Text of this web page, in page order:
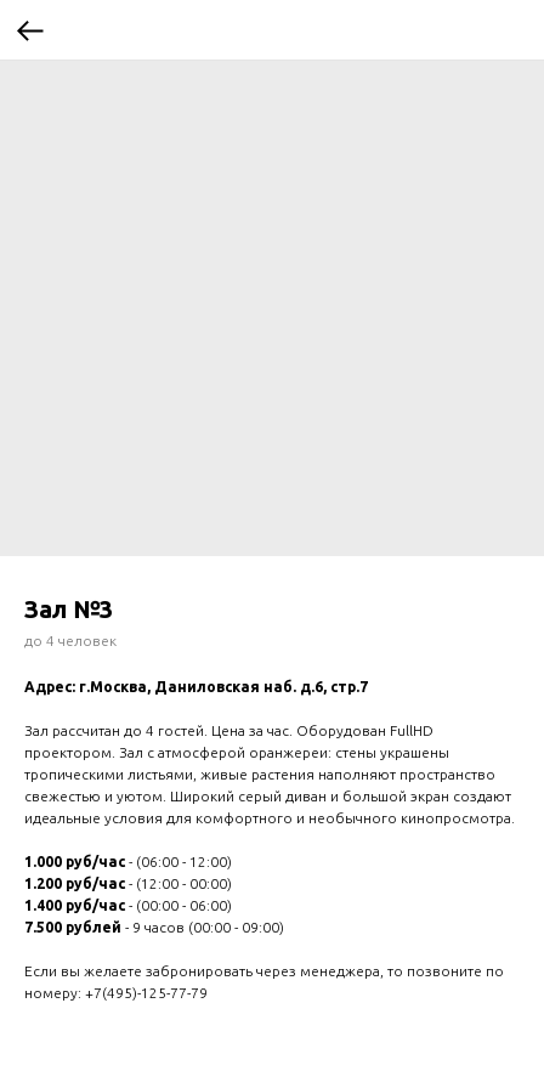
Зал №3
до 4 человек
Адрес: г.Москва, Даниловская наб. д.6, стр.7
Зал рассчитан до 4 гостей. Цена за час. Оборудован FullHD
проектором. Зал с атмосферой оранжереи: стены украшены
тропическими листьями, живые растения наполняют пространство
свежестью и уютом. Широкий серый диван и большой экран создают
идеальные условия для комфортного и необычного кинопросмотра.
1.000 руб/час - (06:00 - 12:00)
1.200 руб/час - (12:00 - 00:00)
1.400 руб/час - (00:00 - 06:00)
7.500 рублей - 9 часов (00:00 - 09:00)
Если вы желаете забронировать через менеджера, то позвоните по
номеру: +7(495)-125-77-79